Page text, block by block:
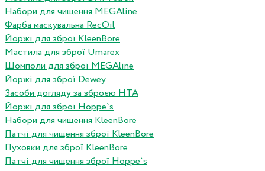
Набори для чищення MEGAline
Фарба маскувальна RecOil
Йоржі для зброї KleenBore
Мастила для зброї Umarex
Шомполи для зброї MEGAline
Йоржі для зброї Dewey
Засоби догляду за зброєю HTA
Йоржі для зброї Hoppe`s
Набори для чищення KleenBore
Патчі для чищення зброї KleenBore
Пуховки для зброї KleenBore
Патчі для чищення зброї Hoppe`s